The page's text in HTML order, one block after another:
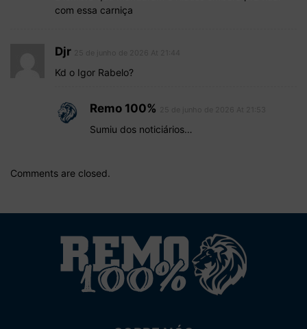
com essa carniça
Djr
Kd o Igor Rabelo?
Remo 100%
Sumiu dos noticiários…
Comments are closed.